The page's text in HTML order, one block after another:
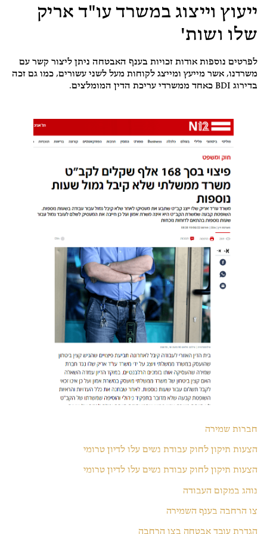
ייעוץ וייצוג במשרד עו"ד אריק
שלו ושות'
לפרטים נוספות אודות זכויות בענף האבטחה ניתן ליצור קשר עם
משרדנו, אשר מייעץ ומייצג לקוחות מעל לשני עשורים, כמו גם זכה
בדירוג BDI כאחד ממשרדי עריכת הדין המומלצים.
חברות שמירה
הצעות תיקון לחוק עבודת נשים עלו לדיון טרומי
הצעות תיקון לחוק עבודת נשים עלו לדיון טרומי
נוהג במקום העבודה
צו הרחבה בענף השמירה